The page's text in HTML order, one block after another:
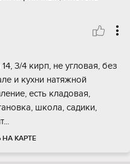
3/4 кирп, не угловая, без
и кухни натяжной
есть кладовая,
школа, садики,
НА КАРТЕ